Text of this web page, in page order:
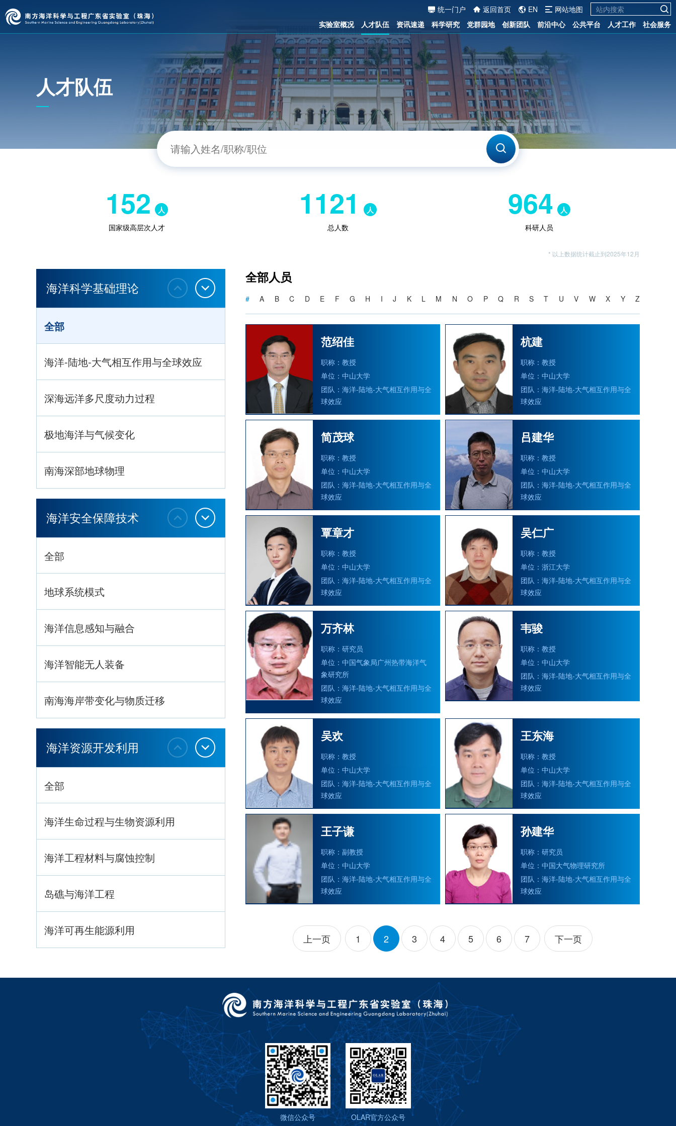
统一门户 返回首页 EN
网站地图
实验室概况
人才队伍 资讯速递 科学研究 党群园地 创新团队 前沿中心 公共平台 人才工作 社会服务
人才队伍
152
人
国家级高层次人才
1121
人
总人数
964
人
科研人员
* 以上数据统计截止到2025年12月
海洋科学基础理论
全部
海洋-陆地-大气相互作用与全球效应
深海远洋多尺度动力过程
极地海洋与气候变化
南海深部地球物理
海洋安全保障技术
全部
地球系统模式
海洋信息感知与融合
海洋智能无人装备
南海海岸带变化与物质迁移
海洋资源开发利用
全部
海洋生命过程与生物资源利用
海洋工程材料与腐蚀控制
岛礁与海洋工程
海洋可再生能源利用
全部人员
# A B C D E F G H I J K L M N O P Q R S T U V W X Y Z
范绍佳
职称：教授
单位：中山大学
团队：海洋-陆地-大气相互作用与全
球效应
杭建
职称：教授
单位：中山大学
团队：海洋-陆地-大气相互作用与全
球效应
简茂球
职称：教授
单位：中山大学
团队：海洋-陆地-大气相互作用与全
球效应
吕建华
职称：教授
单位：中山大学
团队：海洋-陆地-大气相互作用与全
球效应
覃章才
职称：教授
单位：中山大学
团队：海洋-陆地-大气相互作用与全
球效应
吴仁广
职称：教授
单位：浙江大学
团队：海洋-陆地-大气相互作用与全
球效应
万齐林
职称：研究员
单位：中国气象局广州热带海洋气
象研究所
团队：海洋-陆地-大气相互作用与全
球效应
韦骏
职称：教授
单位：中山大学
团队：海洋-陆地-大气相互作用与全
球效应
吴欢
职称：教授
单位：中山大学
团队：海洋-陆地-大气相互作用与全
球效应
王东海
职称：教授
单位：中山大学
团队：海洋-陆地-大气相互作用与全
球效应
王子谦
职称：副教授
单位：中山大学
团队：海洋-陆地-大气相互作用与全
球效应
孙建华
职称：研究员
单位：中国大气物理研究所
团队：海洋-陆地-大气相互作用与全
球效应
上一页 1 2 3 4 5 6 7 下一页
微信公众号 OLAR官方公众号